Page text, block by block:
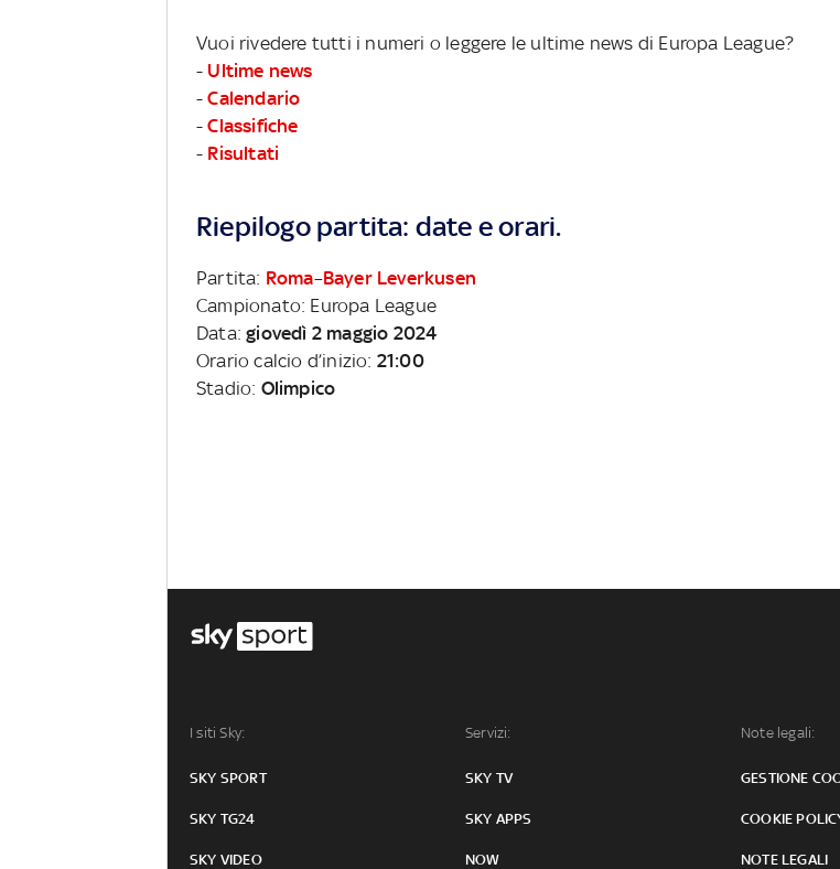
Vuoi rivedere tutti i numeri o leggere le ultime news di Europa League?
- Ultime news
-Calendario
-Classifiche
- Risultati
Riepilogo partita: date e orari.
Partita: Roma–Bayer Leverkusen
Campionato: Europa League
Data:giovedì 2 maggio 2024
Orario calcio d’inizio: 21:00
Stadio: Olimpico
I siti Sky:
SKY SPORT
SKY TG24
SKY VIDEO
Servizi:
SKY TV
SKY APPS
NOW
Note legali:
GESTIONE
COOKIE
NOTE LEGALI